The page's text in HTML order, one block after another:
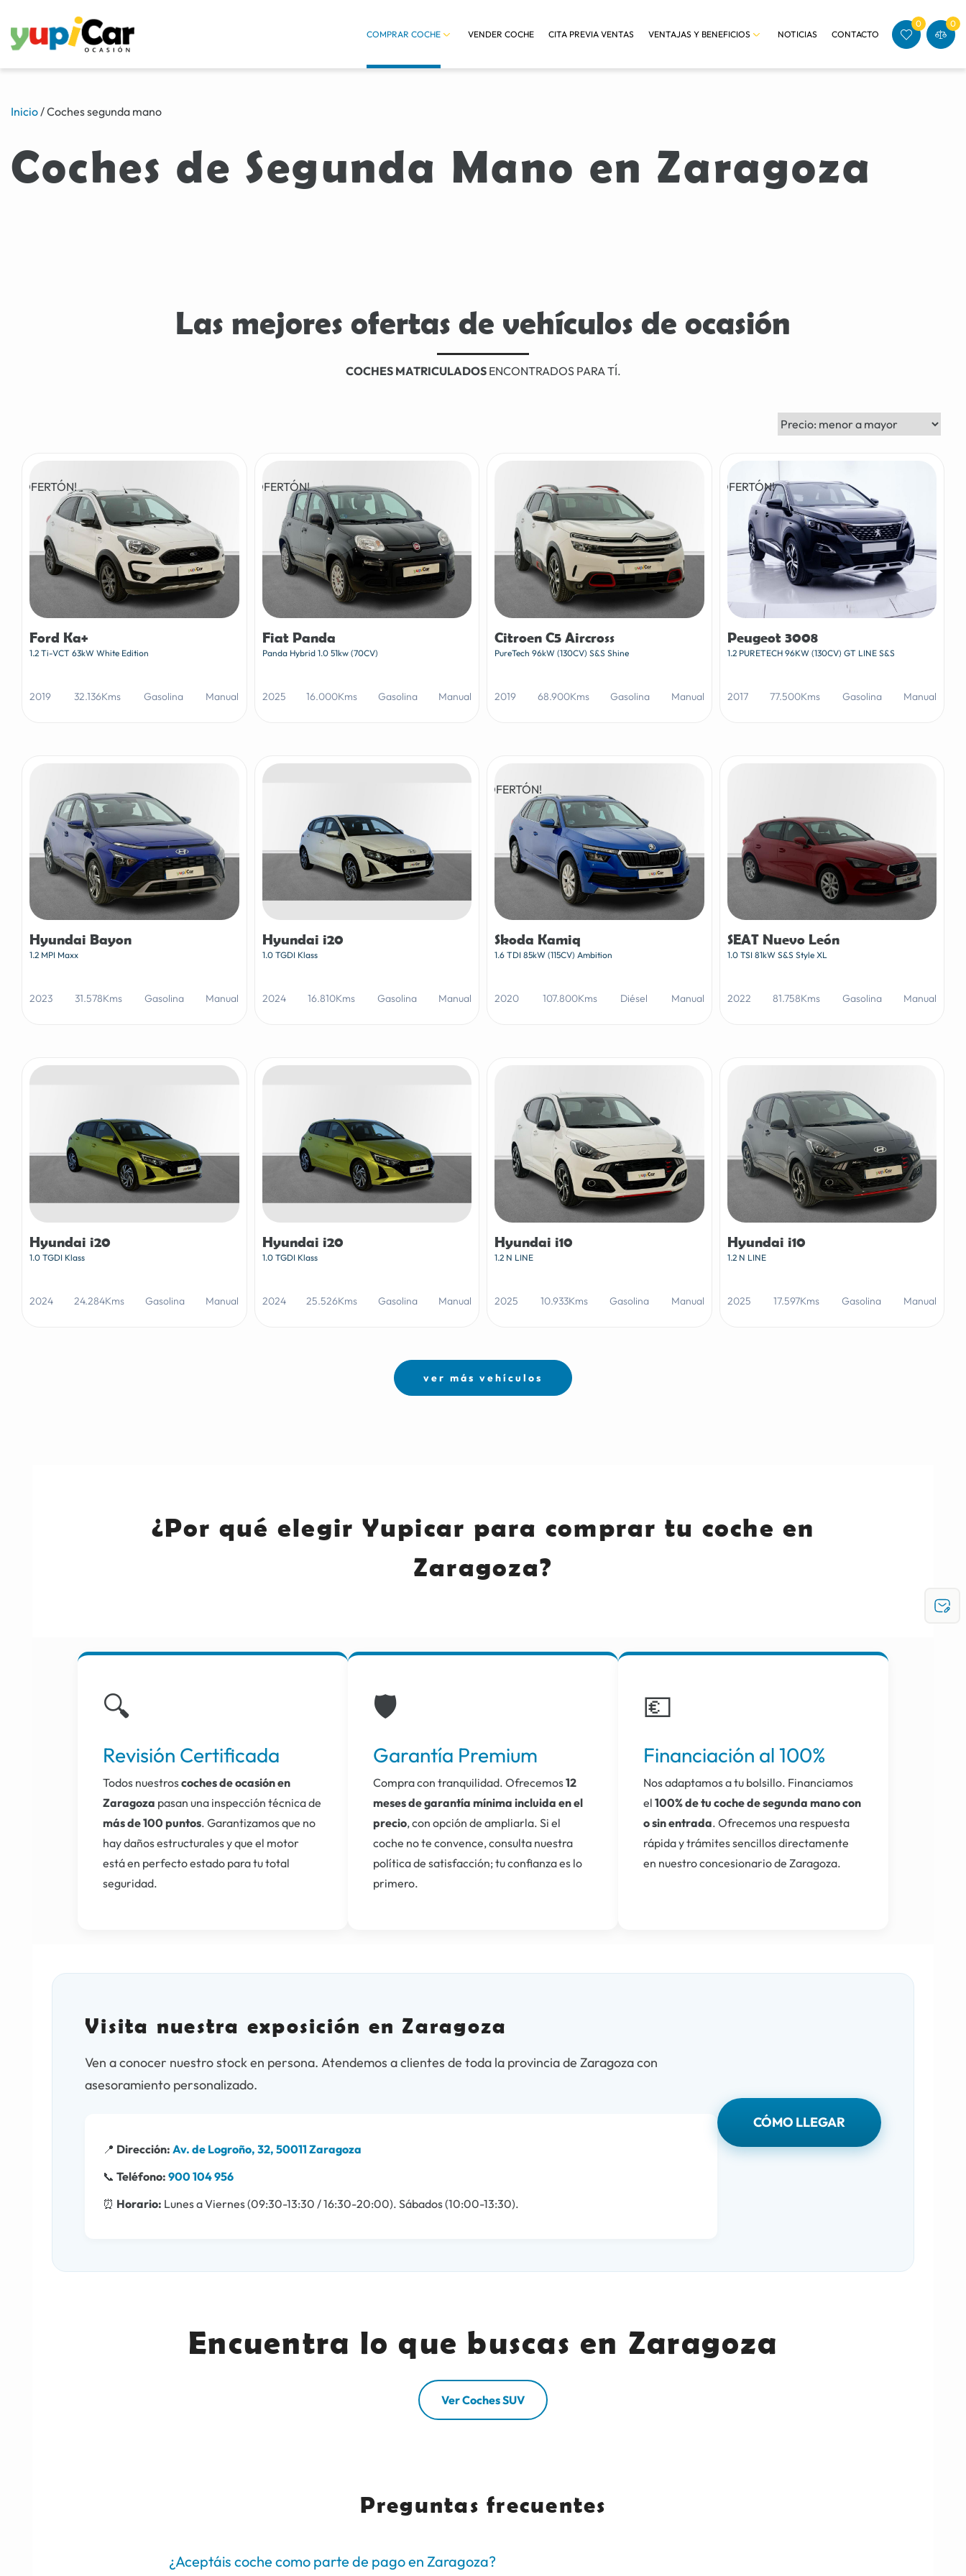
COMPRAR COCHE VENDER COCHE CITA PREVIA VENTAS VENTAJAS Y BENEFICIOS NOTICIAS CONTACTO
0 0
Inicio/Coches segunda mano
Coches de Segunda Mano en Zaragoza
Las mejores ofertas de vehículos de ocasión
COCHES MATRICULADOSENCONTRADOS PARA TÍ.
¡OFERTÓN!
Ford Ka+
1.2 Ti-VCT 63kW White Edition
2019 32.136Kms Gasolina Manual
¡OFERTÓN!
Fiat Panda
Panda Hybrid 1.0 51kw (70CV)
2025 16.000Kms Gasolina Manual
Citroen C5 Aircross
PureTech 96kW (130CV) S&S Shine
2019 68.900Kms Gasolina Manual
¡OFERTÓN!
Peugeot 3008
1.2 PURETECH 96KW (130CV) GT LINE S&S
2017 77.500Kms Gasolina Manual
Hyundai Bayon
1.2 MPI Maxx
2023 31.578Kms Gasolina Manual
Hyundai i20
1.0 TGDI Klass
2024 16.810Kms Gasolina Manual
¡OFERTÓN!
Skoda Kamiq
1.6 TDI 85kW (115CV) Ambition
2020 107.800Kms Diésel Manual
SEAT Nuevo León
1.0 TSI 81kW S&S Style XL
2022 81.758Kms Gasolina Manual
Hyundai i20
1.0 TGDI Klass
2024 24.284Kms Gasolina Manual
Hyundai i20
1.0 TGDI Klass
2024 25.526Kms Gasolina Manual
Hyundai i10
1.2 N LINE
2025 10.933Kms Gasolina Manual
Hyundai i10
1.2 N LINE
2025 17.597Kms Gasolina Manual
ver más vehículos
¿Por qué elegir Yupicar para comprar tu coche en
Zaragoza?
🔍
Revisión Certificada
Todos nuestroscoches de ocasión en
Zaragoza pasan una inspección técnica de
más de 100 puntos. Garantizamos que no
hay daños estructurales y que el motor
está en perfecto estado para tu total
seguridad.
🛡️
Garantía Premium
Compra con tranquilidad. Ofrecemos12
meses de garantía mínima incluida en el
precio, con opción de ampliarla. Si el
coche no te convence, consulta nuestra
política de satisfacción; tu confianza es lo
primero.
💶
Financiación al 100%
Nos adaptamos a tu bolsillo. Financiamos
el100% de tu coche de segunda mano con
o sin entrada. Ofrecemos una respuesta
rápida y trámites sencillos directamente
en nuestro concesionario de Zaragoza.
Visita nuestra exposición en Zaragoza
Ven a conocer nuestro stock en persona. Atendemos a clientes de toda la provincia de Zaragoza con
asesoramiento personalizado.
📍 Dirección: Av. de Logroño, 32, 50011 Zaragoza
📞 Teléfono: 900 104 956
⏰ Horario: Lunes a Viernes (09:30-13:30 / 16:30-20:00). Sábados (10:00-13:30).
CÓMO LLEGAR
Encuentra lo que buscas en Zaragoza
Ver Coches SUV
Preguntas frecuentes
¿Aceptáis coche como parte de pago en Zaragoza?